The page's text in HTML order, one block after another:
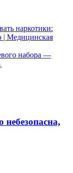
наркотики:
| Медицинская
набора —
небезопасна,